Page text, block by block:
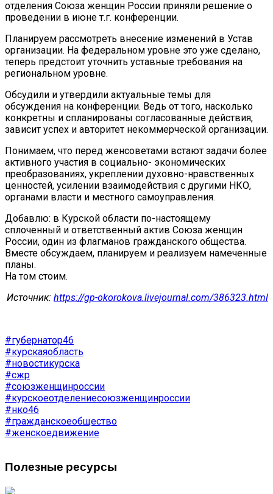
отделения Союза женщин России приняли решение о
проведении в июне т.г. конференции.
Планируем рассмотреть внесение изменений в Устав
организации. На федеральном уровне это уже сделано,
теперь предстоит уточнить уставные требования на
региональном уровне.
Обсудили и утвердили актуальные темы для
обсуждения на конференции. Ведь от того, насколько
конкретны и спланированы согласованные действия,
зависит успех и авторитет некоммерческой организации.
Понимаем, что перед женсоветами встают задачи более
активного участия в социально- экономических
преобразованиях, укреплении духовно-нравственных
ценностей, усилении взаимодействия с другими НКО,
органами власти и местного самоуправления.
Добавлю: в Курской области по-настоящему
сплоченный и ответственный актив Союза женщин
России, один из флагманов гражданского общества.
Вместе обсуждаем, планируем и реализуем намеченные
планы.
На том стоим.
Источник: https://gp-okorokova.livejournal.com/386323.html
#губернатор46
#курскаяобласть
#новостикурска
#сжр
#союзженщинроссии
#курскоеотделениесоюзженщинроссии
#нко46
#гражданскоеобщество
#женскоедвижение
Полезные ресурсы